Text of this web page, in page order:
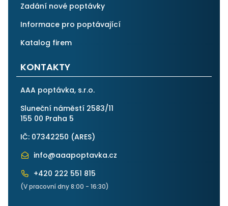
Zadání nové poptávky
Informace pro poptávající
Katalog firem
KONTAKTY
AAA poptávka, s.r.o.
Sluneční náměstí 2583/11
155 00 Praha 5
IČ: 07342250 (ARES)
info@aaapoptavka.cz
+420 222 551 815
(V pracovní dny 8:00 - 16:30)